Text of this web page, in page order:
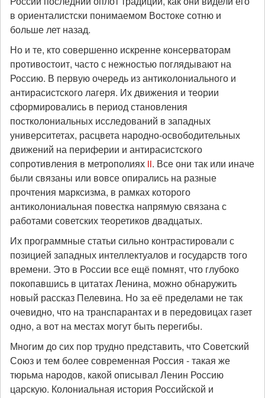
в ориенталистски понимаемом Востоке сотню и
больше лет назад.
Но и те, кто совершенно искренне консерваторам
противостоит, часто с нежностью поглядывают на
Россию. В первую очередь из антиколониального и
антирасистского лагеря. Их движения и теории
сформировались в период становления
постколониальных исследований в западных
университетах, расцвета народно-освободительных
движений на периферии и антирасистского
сопротивления в метрополиях ii. Все они так или иначе
были связаны или вовсе опирались на разные
прочтения марксизма, в рамках которого
антиколониальная повестка напрямую связана с
работами советских теоретиков двадцатых.
Их программные статьи сильно контрастировали с
позицией западных интеллектуалов и государств того
времени. Это в России все ещё помнят, что глубоко
покопавшись в цитатах Ленина, можно обнаружить
новый рассказ Пелевина. Но за её пределами не так
очевидно, что на транспарантах и в передовицах газет
одно, а вот на местах могут быть перегибы.
Многим до сих пор трудно представить, что Советский
Союз и тем более современная Россия - такая же
тюрьма народов, какой описывал Ленин Россию
царскую. Колониальная история Российской и